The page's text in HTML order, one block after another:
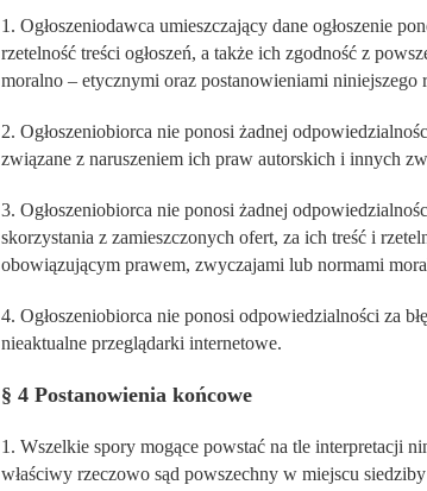
1. Ogłoszeniodawca umieszczający dane ogłoszenie
rzetelność treści ogłoszeń, a także ich zgodność z
moralno – etycznymi oraz postanowieniami niniejszego
2. Ogłoszeniobiorca nie ponosi żadnej
związane z naruszeniem ich praw autorskich i innych
3. Ogłoszeniobiorca nie ponosi żadnej
skorzystania z zamieszczonych ofert, za ich treść i
obowiązującym prawem, zwyczajami lub normami
4. Ogłoszeniobiorca nie ponosi odpowiedzialności za
nieaktualne przeglądarki internetowe.
§ 4 Postanowienia końcowe
1. Wszelkie spory mogące powstać na tle interpretacji
właściwy rzeczowo sąd powszechny w miejscu